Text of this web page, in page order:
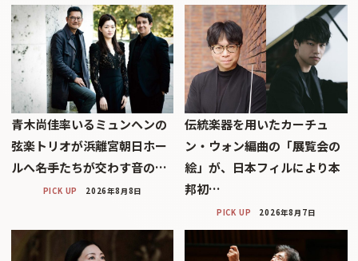
青木尚佳率いるミュンヘンの
弦楽トリオが浜離宮朝日ホー
ルへ――名手たちが交わす音の…
PICK UP 2026年8月8日
伝統楽器を用いたカーチュ
ン・ウォン編曲の「展覧会の
絵」が、日本フィルにより本
邦初…
PICK UP 2026年8月7日